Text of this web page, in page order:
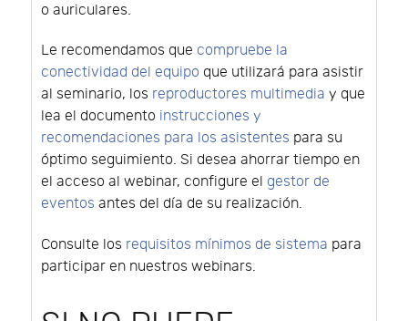
o auriculares.
Le recomendamos que compruebe la
conectividad del equipo que utilizará para asistir
al seminario, los reproductores multimedia y que
lea el documento instrucciones y
recomendaciones para los asistentes para su
óptimo seguimiento. Si desea ahorrar tiempo en
el acceso al webinar, configure el gestor de
eventos antes del día de su realización.
Consulte los requisitos mínimos de sistema para
participar en nuestros webinars.